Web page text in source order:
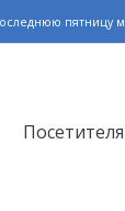
пятницу